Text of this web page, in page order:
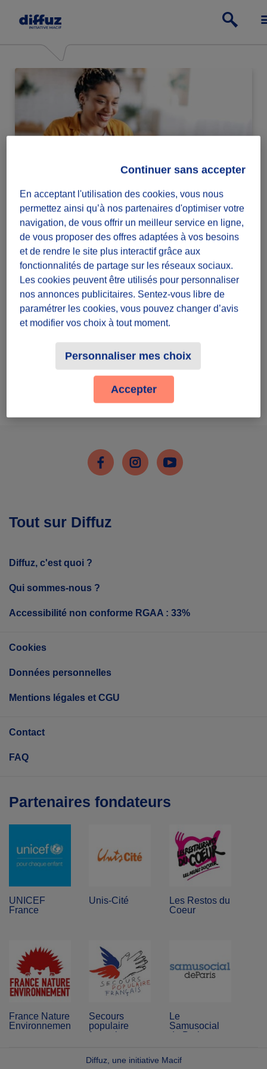
Particulier
Passe à l'action relève ou lance des défis
solidaires.
Inscris-toi
Me connecter
FacebookInstagramYoutube
Tout sur Diffuz
Diffuz, c'est quoi ?
Qui sommes-nous ?
Accessibilité non conforme RGAA : 33%
Cookies
Données personnelles
Mentions légales et CGU
Contact
FAQ
Partenaires fondateurs
UNICEF
France
Unis-Cité
Les Restos du
Coeur
France Nature
Environnement
Secours
populaire
français
Le
Samusocial
de Paris
Diffuz, une initiative Macif
En acceptant l'utilisation des cookies, vous nous
permettez ainsi qu’à nos partenaires d'optimiser votre
navigation, de vous offrir un meilleur service en ligne,
de vous proposer des offres adaptées à vos besoins
et de rendre le site plus interactif grâce aux
fonctionnalités de partage sur les réseaux sociaux.
Les cookies peuvent être utilisés pour personnaliser
nos annonces publicitaires. Sentez-vous libre de
paramétrer les cookies, vous pouvez changer d’avis
et modifier vos choix à tout moment.
Personnaliser mes choix
Continuer sans accepter
Accepter